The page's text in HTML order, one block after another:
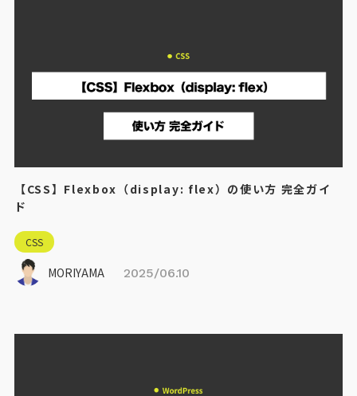
【CSS】Flexbox（display: flex）の使い方 完全ガイ
ド
CSS
MORIYAMA 2025/06.10